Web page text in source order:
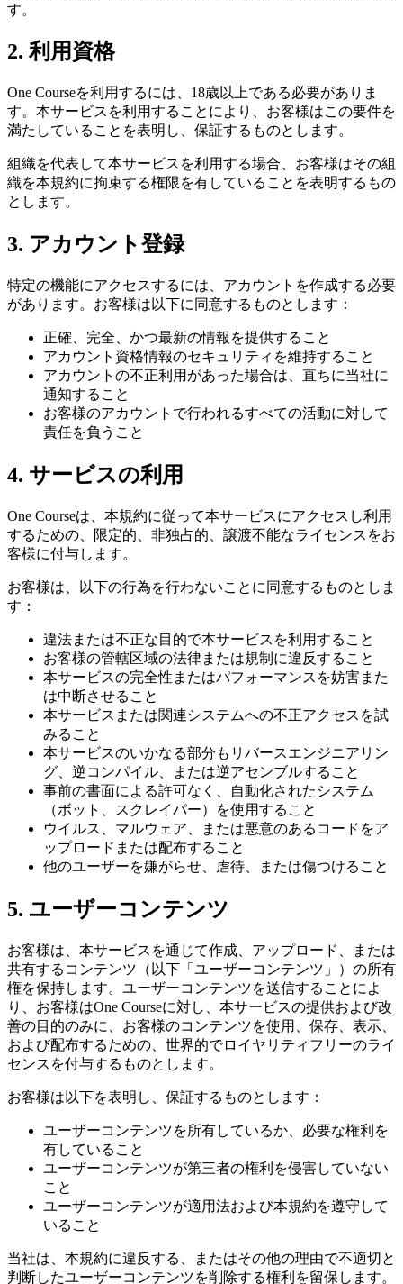
す。
2. 利用資格
One Courseを利用するには、18歳以上である必要がありま
す。本サービスを利用することにより、お客様はこの要件を
満たしていることを表明し、保証するものとします。
組織を代表して本サービスを利用する場合、お客様はその組
織を本規約に拘束する権限を有していることを表明するもの
とします。
3. アカウント登録
特定の機能にアクセスするには、アカウントを作成する必要
があります。お客様は以下に同意するものとします：
正確、完全、かつ最新の情報を提供すること
アカウント資格情報のセキュリティを維持すること
アカウントの不正利用があった場合は、直ちに当社に
通知すること
お客様のアカウントで行われるすべての活動に対して
責任を負うこと
4. サービスの利用
One Courseは、本規約に従って本サービスにアクセスし利用
するための、限定的、非独占的、譲渡不能なライセンスをお
客様に付与します。
お客様は、以下の行為を行わないことに同意するものとしま
す：
違法または不正な目的で本サービスを利用すること
お客様の管轄区域の法律または規制に違反すること
本サービスの完全性またはパフォーマンスを妨害また
は中断させること
本サービスまたは関連システムへの不正アクセスを試
みること
本サービスのいかなる部分もリバースエンジニアリン
グ、逆コンパイル、または逆アセンブルすること
事前の書面による許可なく、自動化されたシステム
（ボット、スクレイパー）を使用すること
ウイルス、マルウェア、または悪意のあるコードをア
ップロードまたは配布すること
他のユーザーを嫌がらせ、虐待、または傷つけること
5. ユーザーコンテンツ
お客様は、本サービスを通じて作成、アップロード、または
共有するコンテンツ（以下「ユーザーコンテンツ」）の所有
権を保持します。ユーザーコンテンツを送信することによ
り、お客様はOne Courseに対し、本サービスの提供および改
善の目的のみに、お客様のコンテンツを使用、保存、表示、
および配布するための、世界的でロイヤリティフリーのライ
センスを付与するものとします。
お客様は以下を表明し、保証するものとします：
ユーザーコンテンツを所有しているか、必要な権利を
有していること
ユーザーコンテンツが第三者の権利を侵害していない
こと
ユーザーコンテンツが適用法および本規約を遵守して
いること
当社は、本規約に違反する、またはその他の理由で不適切と
判断したユーザーコンテンツを削除する権利を留保します。